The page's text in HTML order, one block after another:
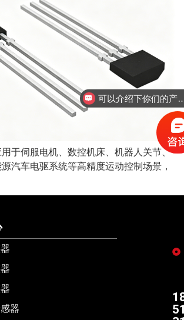
于伺服电机、数控机床、机器人关节、
汽车电驱系统等高精度运动控制场景，
器
可以介绍下你